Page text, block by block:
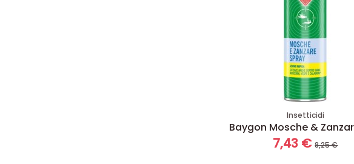
Insetticidi
Baygon Mosche &
7,43 €8,25 €